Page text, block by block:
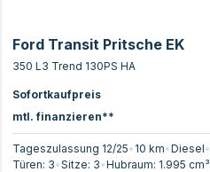
Ford Transit Pritsche EK
350 L3 Trend 130PS HA
Sofortkaufpreis
mtl. finanzieren**
Tageszulassung 12/25• 10 km•Diesel•
Türen: 3•Sitze: 3•Hubraum: 1.995 cm³